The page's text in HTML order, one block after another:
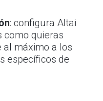
: configura Altai
como quieras
al máximo a los
específicos de